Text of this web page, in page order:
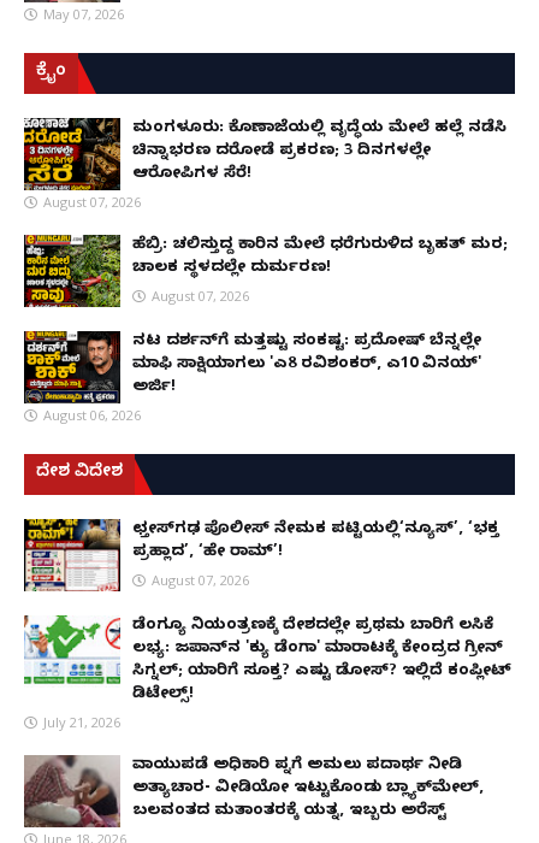
May 07, 2026
ಕ್ರೈಂ
ಮಂಗಳೂರು: ಕೊಣಾಜೆಯಲ್ಲಿ ವೃದ್ಧೆಯ ಮೇಲೆ ಹಲ್ಲೆ ನಡೆಸಿ
ಚಿನ್ನಾಭರಣ ದರೋಡೆ ಪ್ರಕರಣ; 3 ದಿನಗಳಲ್ಲೇ
ಆರೋಪಿಗಳ ಸೆರೆ!
August 07, 2026
ಹೆಬ್ರಿ: ಚಲಿಸುತ್ತಿದ್ದ ಕಾರಿನ ಮೇಲೆ ಧರೆಗುರುಳಿದ ಬೃಹತ್ ಮರ;
ಚಾಲಕ ಸ್ಥಳದಲ್ಲೇ ದುರ್ಮರಣ!
August 07, 2026
ನಟ ದರ್ಶನ್‌ಗೆ ಮತ್ತಷ್ಟು ಸಂಕಷ್ಟ: ಪ್ರದೋಷ್ ಬೆನ್ನಲ್ಲೇ
ಮಾಫಿ ಸಾಕ್ಷಿಯಾಗಲು 'ಎ8 ರವಿಶಂಕರ್, ಎ10 ವಿನಯ್'
ಅರ್ಜಿ!
August 06, 2026
ದೇಶ ವಿದೇಶ
ಛತ್ತೀಸ್‌ಗಢ ಪೊಲೀಸ್ ನೇಮಕ ಪಟ್ಟಿಯಲ್ಲಿ‘ನ್ಯೂಸ್’, ‘ಭಕ್ತ
ಪ್ರಹ್ಲಾದ’, ‘ಹೇ ರಾಮ್’!
August 07, 2026
ಡೆಂಗ್ಯೂ ನಿಯಂತ್ರಣಕ್ಕೆ ದೇಶದಲ್ಲೇ ಪ್ರಥಮ ಬಾರಿಗೆ ಲಸಿಕೆ
ಲಭ್ಯ: ಜಪಾನ್‌ನ 'ಕ್ಯು ಡೆಂಗಾ' ಮಾರಾಟಕ್ಕೆ ಕೇಂದ್ರದ ಗ್ರೀನ್
ಸಿಗ್ನಲ್; ಯಾರಿಗೆ ಸೂಕ್ತ? ಎಷ್ಟು ಡೋಸ್? ಇಲ್ಲಿದೆ ಕಂಪ್ಲೀಟ್
ಡಿಟೇಲ್ಸ್!
July 21, 2026
ವಾಯುಪಡೆ ಅಧಿಕಾರಿ ಪತ್ನಿಗೆ ಅಮಲು ಪದಾರ್ಥ ನೀಡಿ
ಅತ್ಯಾಚಾರ- ವೀಡಿಯೋ ಇಟ್ಟುಕೊಂಡು ಬ್ಲ್ಯಾಕ್‌ಮೇಲ್,
ಬಲವಂತದ ಮತಾಂತರಕ್ಕೆ ಯತ್ನ, ಇಬ್ಬರು ಅರೆಸ್ಟ್
June 18, 2026